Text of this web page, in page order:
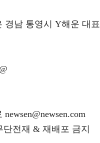
경남 통영시 Y해운 대
전재 & 재배포 금지